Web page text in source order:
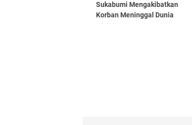
Sukabumi Mengakibatkan
Korban Meninggal Dunia